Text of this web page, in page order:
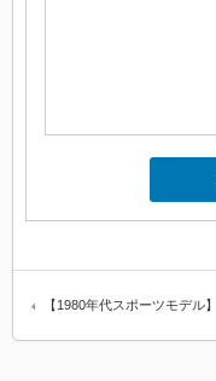
【1980年代スポーツモデ